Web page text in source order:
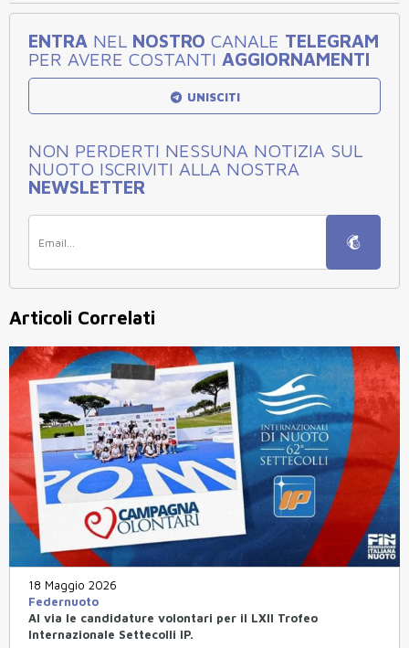
ENTRA NEL NOSTRO CANALE TELEGRAM
PER AVERE COSTANTI AGGIORNAMENTI
UNISCITI
NON PERDERTI NESSUNA NOTIZIA SUL
NUOTO ISCRIVITI ALLA NOSTRA
NEWSLETTER
Articoli Correlati
18 Maggio 2026
Federnuoto
Al via le candidature volontari per il LXII Trofeo
Internazionale Settecolli IP.